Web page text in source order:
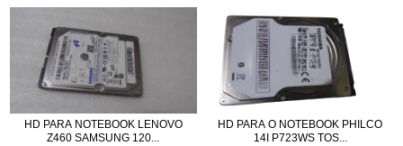
HD PARA NOTEBOOK LENOVO
Z460 SAMSUNG 120...
HD PARA O NOTEBOOK PHILCO
14I P723WS TOS...